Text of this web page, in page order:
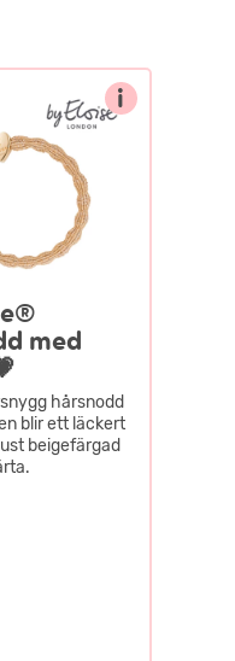
i
med
hårsnodd
blir ett läckert
beigefärgad